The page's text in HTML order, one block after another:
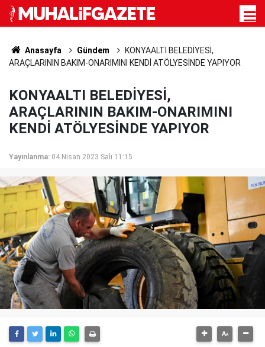
Anasayfa Gündem
KONYAALTI BELEDİYESİ,
ARAÇLARININ BAKIM-ONARIMINI KENDİ ATÖLYESİNDE YAPIYOR
KONYAALTI BELEDİYESİ,
ARAÇLARININ BAKIM-ONARIMINI
KENDİ ATÖLYESİNDE YAPIYOR
Yayınlanma: 04 Nisan 2023 Salı 11:15